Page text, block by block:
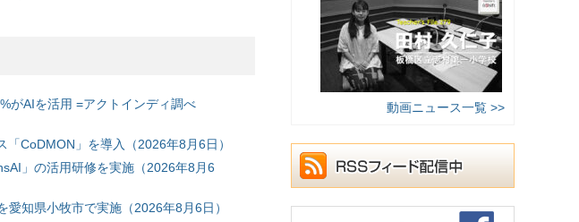
がAIを活用 =アクトインディ調べ
CoDMON」を導入（2026年8月6日）
」の活用研修を実施（2026年8月6
知県小牧市で実施（2026年8月6日）
動画ニュース一覧 >>